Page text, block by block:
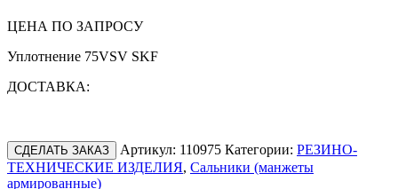
ЦЕНА ПО ЗАПРОСУ
Уплотнение 75VSV SKF
ДОСТАВКА:
СДЕЛАТЬ ЗАКАЗ Артикул: 110975 Категории: РЕЗИНО-
ТЕХНИЧЕСКИЕ ИЗДЕЛИЯ, Сальники (манжеты
армированные)